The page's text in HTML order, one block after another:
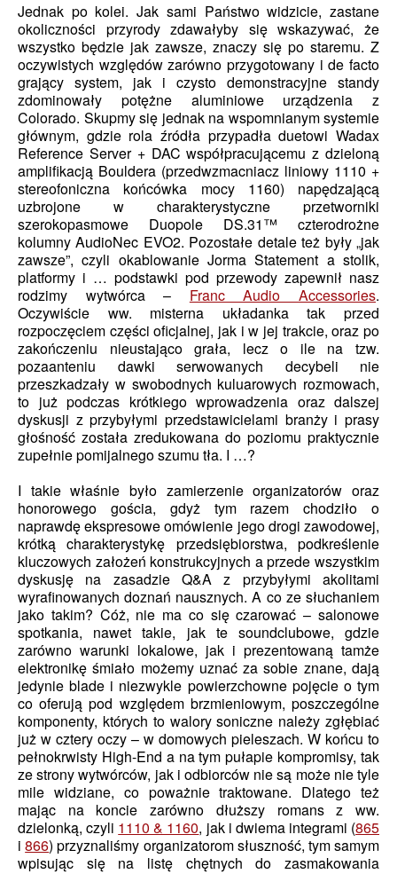
Jednak po kolei. Jak sami Państwo widzicie, zastane
okoliczności przyrody zdawałyby się wskazywać, że
wszystko będzie jak zawsze, znaczy się po staremu. Z
oczywistych względów zarówno przygotowany i de facto
grający system, jak i czysto demonstracyjne standy
zdominowały potężne aluminiowe urządzenia z
Colorado. Skupmy się jednak na wspomnianym systemie
głównym, gdzie rola źródła przypadła duetowi Wadax
Reference Server + DAC współpracującemu z dzieloną
amplifikacją Bouldera (przedwzmacniacz liniowy 1110 +
stereofoniczna końcówka mocy 1160) napędzającą
uzbrojone w charakterystyczne przetworniki
szerokopasmowe Duopole DS.31™ czterodrożne
kolumny AudioNec EVO2. Pozostałe detale też były „jak
zawsze”, czyli okablowanie Jorma Statement a stolik,
platformy i … podstawki pod przewody zapewnił nasz
rodzimy wytwórca – Franc Audio Accessories.
Oczywiście ww. misterna układanka tak przed
rozpoczęciem części oficjalnej, jak i w jej trakcie, oraz po
zakończeniu nieustająco grała, lecz o ile na tzw.
pozaanteniu dawki serwowanych decybeli nie
przeszkadzały w swobodnych kuluarowych rozmowach,
to już podczas krótkiego wprowadzenia oraz dalszej
dyskusji z przybyłymi przedstawicielami branży i prasy
głośność została zredukowana do poziomu praktycznie
zupełnie pomijalnego szumu tła. I …?
I takie właśnie było zamierzenie organizatorów oraz
honorowego gościa, gdyż tym razem chodziło o
naprawdę ekspresowe omówienie jego drogi zawodowej,
krótką charakterystykę przedsiębiorstwa, podkreślenie
kluczowych założeń konstrukcyjnych a przede wszystkim
dyskusję na zasadzie Q&A z przybyłymi akolitami
wyrafinowanych doznań nausznych. A co ze słuchaniem
jako takim? Cóż, nie ma co się czarować – salonowe
spotkania, nawet takie, jak te soundclubowe, gdzie
zarówno warunki lokalowe, jak i prezentowaną tamże
elektronikę śmiało możemy uznać za sobie znane, dają
jedynie blade i niezwykle powierzchowne pojęcie o tym
co oferują pod względem brzmieniowym, poszczególne
komponenty, których to walory soniczne należy zgłębiać
już w cztery oczy – w domowych pieleszach. W końcu to
pełnokrwisty High-End a na tym pułapie kompromisy, tak
ze strony wytwórców, jak i odbiorców nie są może nie tyle
mile widziane, co poważnie traktowane. Dlatego też
mając na koncie zarówno dłuższy romans z ww.
dzielonką, czyli 1110 & 1160, jak i dwiema integrami (865
i866) przyznaliśmy organizatorom słuszność, tym samym
wpisując się na listę chętnych do zasmakowania